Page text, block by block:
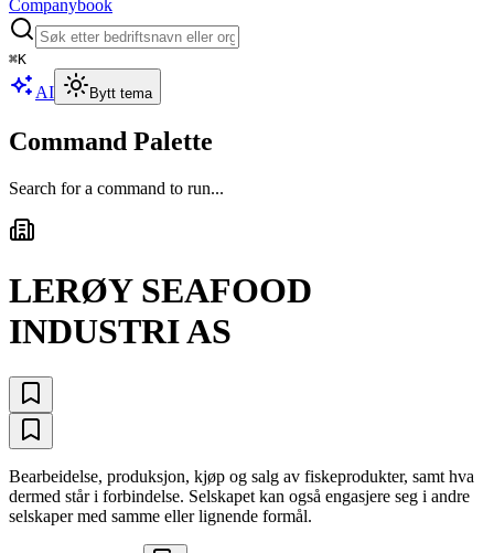
Companybook
⌘K
AI Bytt tema
Command Palette
Search for a command to run...
LERØY SEAFOOD
INDUSTRI AS
Bearbeidelse, produksjon, kjøp og salg av fiskeprodukter, samt hva
dermed står i forbindelse. Selskapet kan også engasjere seg i andre
selskaper med samme eller lignende formål.